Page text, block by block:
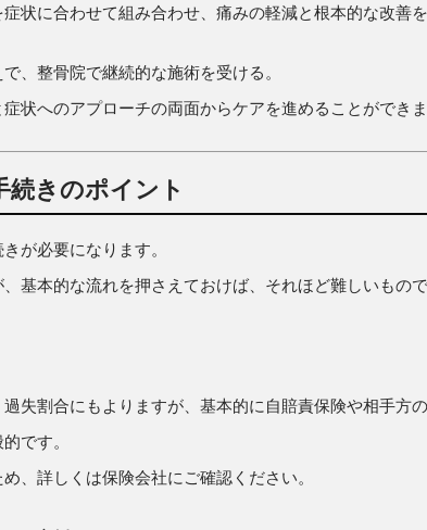
状に合わせて組み合わせ、痛みの軽減と根本的な改善を
、整骨院で継続的な施術を受ける。
状へのアプローチの両面からケアを進めることができま
続きのポイント
が必要になります。
基本的な流れを押さえておけば、それほど難しいもので
失割合にもよりますが、基本的に自賠責保険や相手方
です。
、詳しくは保険会社にご確認ください。